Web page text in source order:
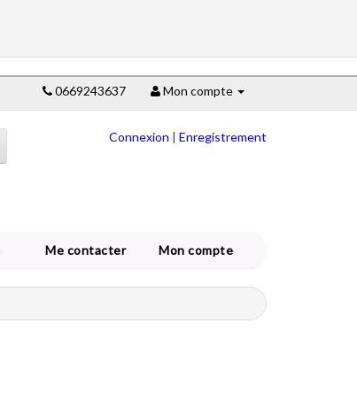
0669243637 Mon compte
Connexion | Enregistrement
Me contacter Mon compte